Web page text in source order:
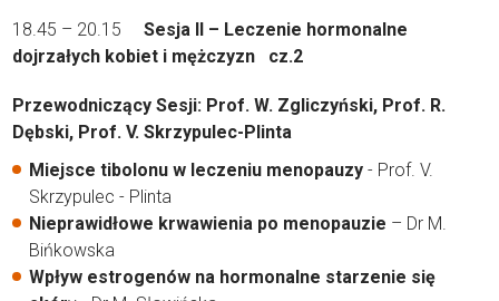
18.45 – 20.15Sesja II – Leczenie hormonalne
dojrzałych kobiet i mężczyzn cz.2
Przewodniczący Sesji: Prof. W. Zgliczyński, Prof. R.
Dębski, Prof. V. Skrzypulec-Plinta
Miejsce tibolonu w leczeniu menopauzy - Prof. V.
Skrzypulec - Plinta
Nieprawidłowe krwawienia po menopauzie – Dr M.
Bińkowska
Wpływ estrogenów na hormonalne starzenie się